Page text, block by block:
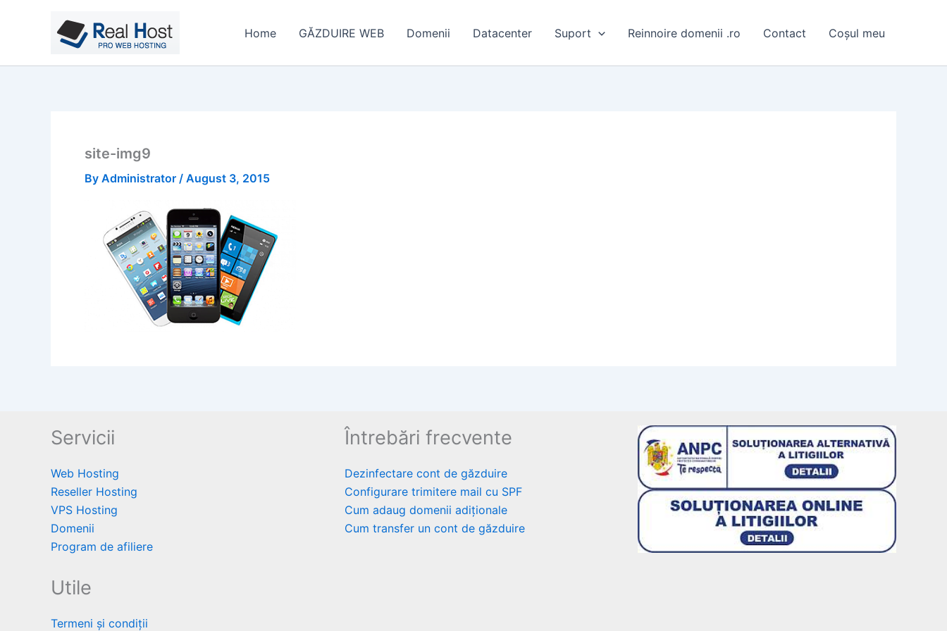
Home GĂZDUIRE WEB Domenii Datacenter Suport Reinnoire domenii .ro Contact Coșul meu
site-img9
By Administrator / August 3, 2015
Servicii
Web Hosting
Reseller Hosting
VPS Hosting
Domenii
Program de afiliere
Utile
Termeni și condiții
Întrebări frecvente
Dezinfectare cont de găzduire
Configurare trimitere mail cu SPF
Cum adaug domenii adiționale
Cum transfer un cont de găzduire